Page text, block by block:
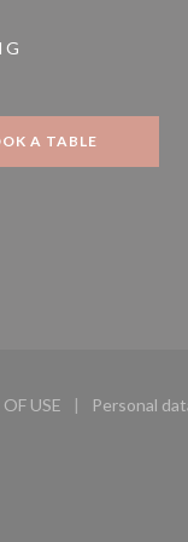
A TABLE
window))
USE
((opens in a new
Personal